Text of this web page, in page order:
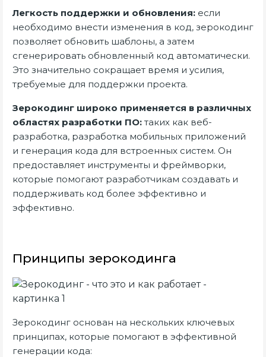
Легкость поддержки и обновления: если
необходимо внести изменения в код, зерокодинг
позволяет обновить шаблоны, а затем
сгенерировать обновленный код автоматически.
Это значительно сокращает время и усилия,
требуемые для поддержки проекта.
Зерокодинг широко применяется в различных
областях разработки ПО: таких как веб-
разработка, разработка мобильных приложений
и генерация кода для встроенных систем. Он
предоставляет инструменты и фреймворки,
которые помогают разработчикам создавать и
поддерживать код более эффективно и
эффективно.
Принципы зерокодинга
Зерокодинг основан на нескольких ключевых
принципах, которые помогают в эффективной
генерации кода: